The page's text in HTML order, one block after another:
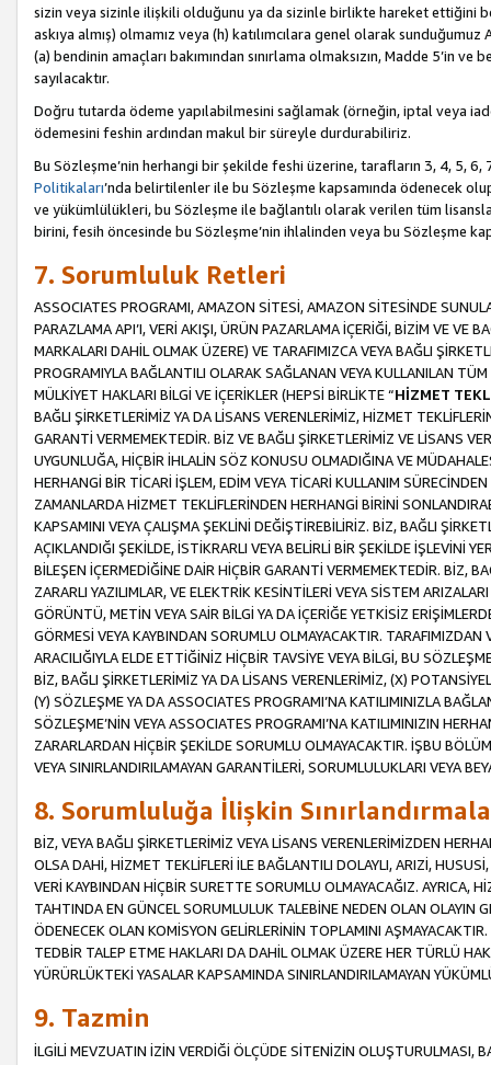
sizin veya sizinle ilişkili olduğunu ya da sizinle birlikte hareket ettiğini
askıya almış) olmamız veya (h) katılımcılara genel olarak
(a) bendinin amaçları bakımından sınırlama olmaksızın, Madde 5’in
sayılacaktır.
Doğru tutarda ödeme yapılabilmesini sağlamak (örneğin, iptal veya
ödemesini feshin ardından makul bir süreyle durdurabiliriz.
Bu Sözleşme’nin herhangi bir şekilde feshi üzerine, tarafların 3, 4, 5,
Politikaları’nda belirtilenler ile bu Sözleşme kapsamında ödenecek
ve yükümlülükleri, bu Sözleşme ile bağlantılı olarak verilen tüm
birini, fesih öncesinde bu Sözleşme’nin ihlalinden veya bu Sözleşme
7. Sorumluluk Retleri
ASSOCIATES PROGRAMI, AMAZON SİTESİ, AMAZON SİTESİNDE
PARAZLAMA API’I, VERİ AKIŞI, ÜRÜN PAZARLAMA İÇERİĞİ, BİZİM VE VE
MARKALARI DAHİL OLMAK ÜZERE) VE TARAFIMIZCA VEYA BAĞLI
PROGRAMIYLA BAĞLANTILI OLARAK SAĞLANAN VEYA KULLANILAN
MÜLKİYET HAKLARI BİLGİ VE İÇERİKLER (HEPSİ BİRLİKTE “HİZMET
BAĞLI ŞİRKETLERİMİZ YA DA LİSANS VERENLERİMİZ, HİZMET
GARANTİ VERMEMEKTEDİR. BİZ VE BAĞLI ŞİRKETLERİMİZ VE LİSANS
UYGUNLUĞA, HİÇBİR İHLALİN SÖZ KONUSU OLMADIĞINA VE
HERHANGİ BİR TİCARİ İŞLEM, EDİM VEYA TİCARİ KULLANIM
ZAMANLARDA HİZMET TEKLİFLERİNDEN HERHANGİ BİRİNİ
KAPSAMINI VEYA ÇALIŞMA ŞEKLİNİ DEĞİŞTİREBİLİRİZ. BİZ, BAĞLI
AÇIKLANDIĞI ŞEKİLDE, İSTİKRARLI VEYA BELİRLİ BİR ŞEKİLDE İŞLEVİNİ
BİLEŞEN İÇERMEDİĞİNE DAİR HİÇBİR GARANTİ VERMEMEKTEDİR. BİZ,
ZARARLI YAZILIMLAR, VE ELEKTRİK KESİNTİLERİ VEYA SİSTEM
GÖRÜNTÜ, METİN VEYA SAİR BİLGİ YA DA İÇERİĞE YETKİSİZ
GÖRMESİ VEYA KAYBINDAN SORUMLU OLMAYACAKTIR.
ARACILIĞIYLA ELDE ETTİĞİNİZ HİÇBİR TAVSİYE VEYA BİLGİ, BU
BİZ, BAĞLI ŞİRKETLERİMİZ YA DA LİSANS VERENLERİMİZ, (X)
(Y) SÖZLEŞME YA DA ASSOCIATES PROGRAMI’NA KATILIMINIZLA
SÖZLEŞME’NİN VEYA ASSOCIATES PROGRAMI’NA KATILIMINIZIN
ZARARLARDAN HİÇBİR ŞEKİLDE SORUMLU OLMAYACAKTIR. İŞBU
VEYA SINIRLANDIRILAMAYAN GARANTİLERİ, SORUMLULUKLARI VEYA
8. Sorumluluğa İlişkin
BİZ, VEYA BAĞLI ŞİRKETLERİMİZ VEYA LİSANS VERENLERİMİZDEN
OLSA DAHİ, HİZMET TEKLİFLERİ İLE BAĞLANTILI DOLAYLI, ARIZİ,
VERİ KAYBINDAN HİÇBİR SURETTE SORUMLU OLMAYACAĞIZ. AYRICA,
TAHTINDA EN GÜNCEL SORUMLULUK TALEBİNE NEDEN OLAN OLAYIN
ÖDENECEK OLAN KOMİSYON GELİRLERİNİN TOPLAMINI
TEDBİR TALEP ETME HAKLARI DA DAHİL OLMAK ÜZERE HER TÜRLÜ
YÜRÜRLÜKTEKİ YASALAR KAPSAMINDA SINIRLANDIRILAMAYAN
9. Tazmin
İLGİLİ MEVZUATIN İZİN VERDİĞİ ÖLÇÜDE SİTENİZİN OLUŞTURULMASI,